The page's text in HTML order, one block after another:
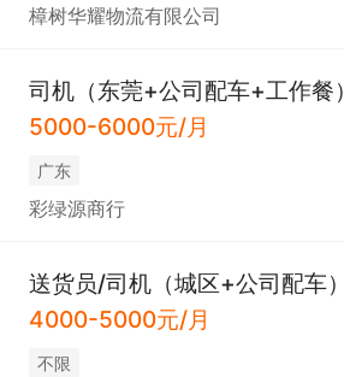
樟树华耀物流有限公司
司机（东莞+公司配车+工作餐）
5000-6000元/月
广东
彩绿源商行
送货员/司机（城区+公司配车）
4000-5000元/月
不限